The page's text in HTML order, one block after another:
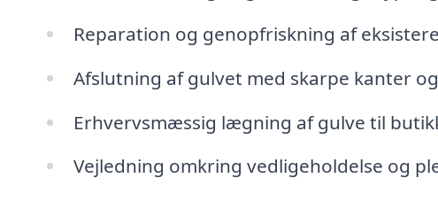
Reparation og genopfriskning af
Afslutning af gulvet med skarpe kanter
Erhvervsmæssig lægning af gulve til
Vejledning omkring vedligeholdelse og